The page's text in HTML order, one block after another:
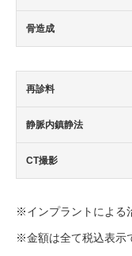
骨造成
再診料
静脈内鎮静法
CT撮影
※インプラントによる
※金額は全て税込表示